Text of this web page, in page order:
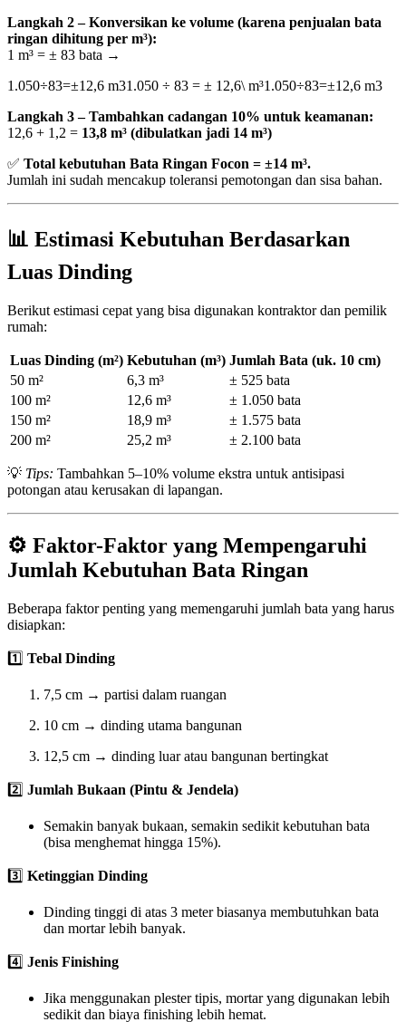
Langkah 2 – Konversikan ke volume (karena penjualan bata
ringan dihitung per m³):
1 m³ = ± 83 bata →
1.050÷83=±12,6 m31.050 ÷ 83 = ± 12,6\ m³1.050÷83=±12,6 m3
Langkah 3 – Tambahkan cadangan 10% untuk keamanan:
12,6 + 1,2 = 13,8 m³ (dibulatkan jadi 14 m³)
✅ Total kebutuhan Bata Ringan Focon = ±14 m³.
Jumlah ini sudah mencakup toleransi pemotongan dan sisa bahan.
📊 Estimasi Kebutuhan Berdasarkan
Luas Dinding
Berikut estimasi cepat yang bisa digunakan kontraktor dan pemilik
rumah:
Luas Dinding (m²) Kebutuhan (m³) Jumlah Bata (uk. 10 cm)
50 m²
6,3 m³
± 525 bata
100 m²
12,6 m³
± 1.050 bata
150 m²
18,9 m³
± 1.575 bata
200 m²
25,2 m³ ± 2.100 bata
💡 Tips: Tambahkan 5–10% volume ekstra untuk antisipasi
potongan atau kerusakan di lapangan.
⚙️ Faktor-Faktor yang Mempengaruhi
Jumlah Kebutuhan Bata Ringan
Beberapa faktor penting yang memengaruhi jumlah bata yang harus
disiapkan:
1️⃣ Tebal Dinding
7,5 cm → partisi dalam ruangan
10 cm → dinding utama bangunan
12,5 cm → dinding luar atau bangunan bertingkat
2️⃣ Jumlah Bukaan (Pintu & Jendela)
Semakin banyak bukaan, semakin sedikit kebutuhan bata
(bisa menghemat hingga 15%).
3️⃣ Ketinggian Dinding
Dinding tinggi di atas 3 meter biasanya membutuhkan bata
dan mortar lebih banyak.
4️⃣ Jenis Finishing
Jika menggunakan plester tipis, mortar yang digunakan lebih
sedikit dan biaya finishing lebih hemat.